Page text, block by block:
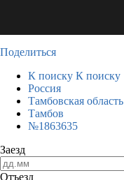
Поделиться
К поиску К поиску
Россия
Тамбовская область
Тамбов
№1863635
Заезд
Отъезд